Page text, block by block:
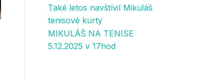
Také letos navštívil Mikuláš
tenisové kurty
MIKULÁŠ NA TENISE
5.12.2025 v 17hod